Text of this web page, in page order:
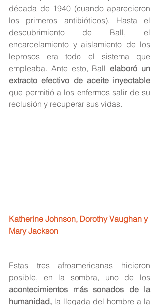
década de 1940 (cuando aparecieron
los primeros antibióticos). Hasta el
descubrimiento de Ball, el
encarcelamiento y aislamiento de los
leprosos era todo el sistema que
empleaba. Ante esto, Ball elaboró un
extracto efectivo de aceite inyectable
que permitió a los enfermos salir de su
reclusión y recuperar sus vidas.
Katherine Johnson, Dorothy Vaughan y
Mary Jackson
Estas tres afroamericanas hicieron
acontecimientos más sonados de la
humanidad, la llegada del hombre a la